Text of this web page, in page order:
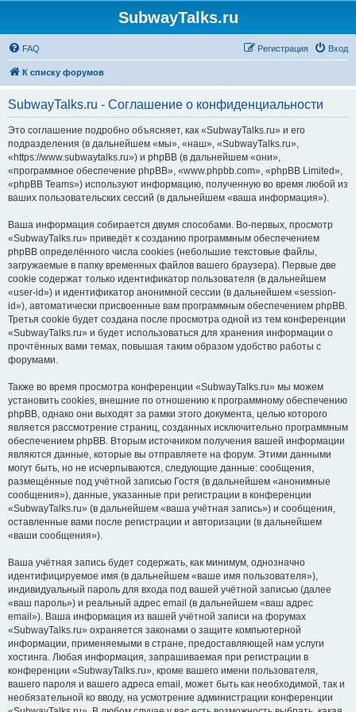
SubwayTalks.ru
FAQ Вход
Регистрация
К списку форумов
SubwayTalks.ru - Соглашение о конфиденциальности
Это соглашение подробно объясняет, как «SubwayTalks.ru» и его
подразделения (в дальнейшем «мы», «наш», «SubwayTalks.ru»,
«https://www.subwaytalks.ru») и phpBB (в дальнейшем «они»,
«программное обеспечение phpBB», «www.phpbb.com», «phpBB Limited»,
«phpBB Teams») используют информацию, полученную во время любой из
ваших пользовательских сессий (в дальнейшем «ваша информация»).
Ваша информация собирается двумя способами. Во-первых, просмотр
«SubwayTalks.ru» приведёт к созданию программным обеспечением
phpBB определённого числа cookies (небольшие текстовые файлы,
загружаемые в папку временных файлов вашего браузера). Первые две
cookie содержат только идентификатор пользователя (в дальнейшем
«user-id») и идентификатор анонимной сессии (в дальнейшем «session-
id»), автоматически присвоенные вам программным обеспечением phpBB.
Третья cookie будет создана после просмотра одной из тем конференции
«SubwayTalks.ru» и будет использоваться для хранения информации о
прочтённых вами темах, повышая таким образом удобство работы с
форумами.
Также во время просмотра конференции «SubwayTalks.ru» мы можем
установить cookies, внешние по отношению к программному обеспечению
phpBB, однако они выходят за рамки этого документа, целью которого
является рассмотрение страниц, созданных исключительно программным
обеспечением phpBB. Вторым источником получения вашей информации
являются данные, которые вы отправляете на форум. Этими данными
могут быть, но не исчерпываются, следующие данные: сообщения,
размещённые под учётной записью Гостя (в дальнейшем «анонимные
сообщения»), данные, указанные при регистрации в конференции
«SubwayTalks.ru» (в дальнейшем «ваша учётная запись») и сообщения,
оставленные вами после регистрации и авторизации (в дальнейшем
«ваши сообщения»).
Ваша учётная запись будет содержать, как минимум, однозначно
идентифицируемое имя (в дальнейшем «ваше имя пользователя»),
индивидуальный пароль для входа под вашей учётной записью (далее
«ваш пароль») и реальный адрес email (в дальнейшем «ваш адрес
email»). Ваша информация из вашей учётной записи на форумах
«SubwayTalks.ru» охраняется законами о защите компьютерной
информации, применяемыми в стране, предоставляющей нам услуги
хостинга. Любая информация, запрашиваемая при регистрации в
конференции «SubwayTalks.ru», кроме вашего имени пользователя,
вашего пароля и вашего адреса email, может быть как необходимой, так и
необязательной ко вводу, на усмотрение администрации конференции